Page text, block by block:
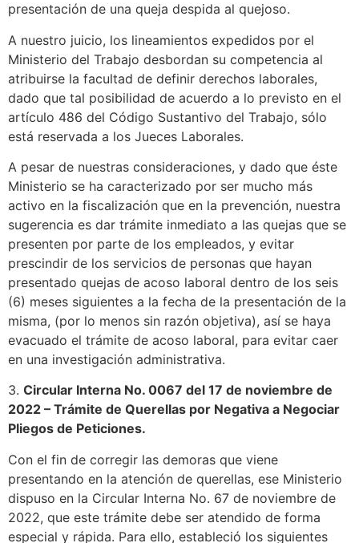
presentación de una queja despida al quejoso.
A nuestro juicio, los lineamientos expedidos por el
Ministerio del Trabajo desbordan su competencia al
atribuirse la facultad de definir derechos laborales,
dado que tal posibilidad de acuerdo a lo previsto en el
artículo 486 del Código Sustantivo del Trabajo, sólo
está reservada a los Jueces Laborales.
A pesar de nuestras consideraciones, y dado que éste
Ministerio se ha caracterizado por ser mucho más
activo en la fiscalización que en la prevención, nuestra
sugerencia es dar trámite inmediato a las quejas que se
presenten por parte de los empleados, y evitar
prescindir de los servicios de personas que hayan
presentado quejas de acoso laboral dentro de los seis
(6) meses siguientes a la fecha de la presentación de la
misma, (por lo menos sin razón objetiva), así se haya
evacuado el trámite de acoso laboral, para evitar caer
en una investigación administrativa.
3. Circular Interna No. 0067 del 17 de noviembre de
2022 – Trámite de Querellas por Negativa a Negociar
Pliegos de Peticiones.
Con el fin de corregir las demoras que viene
presentando en la atención de querellas, ese Ministerio
dispuso en la Circular Interna No. 67 de noviembre de
2022, que este trámite debe ser atendido de forma
especial y rápida. Para ello, estableció los siguientes